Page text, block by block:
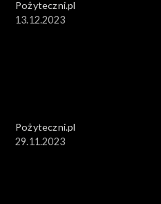
Pożyteczni.pl
13.12.2023
Pożyteczni.pl
29.11.2023